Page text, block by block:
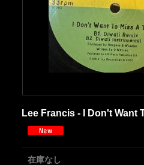
Lee Francis - I Don't Want
在庫なし